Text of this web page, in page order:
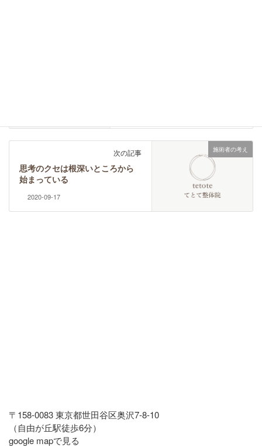
施術者の考え
次の記事
思考のクセは根深いところから
始まっている
2020-09-17
〒158-0083 東京都世田谷区奥沢7-8-10
（自由が丘駅徒歩6分）
google mapで見る